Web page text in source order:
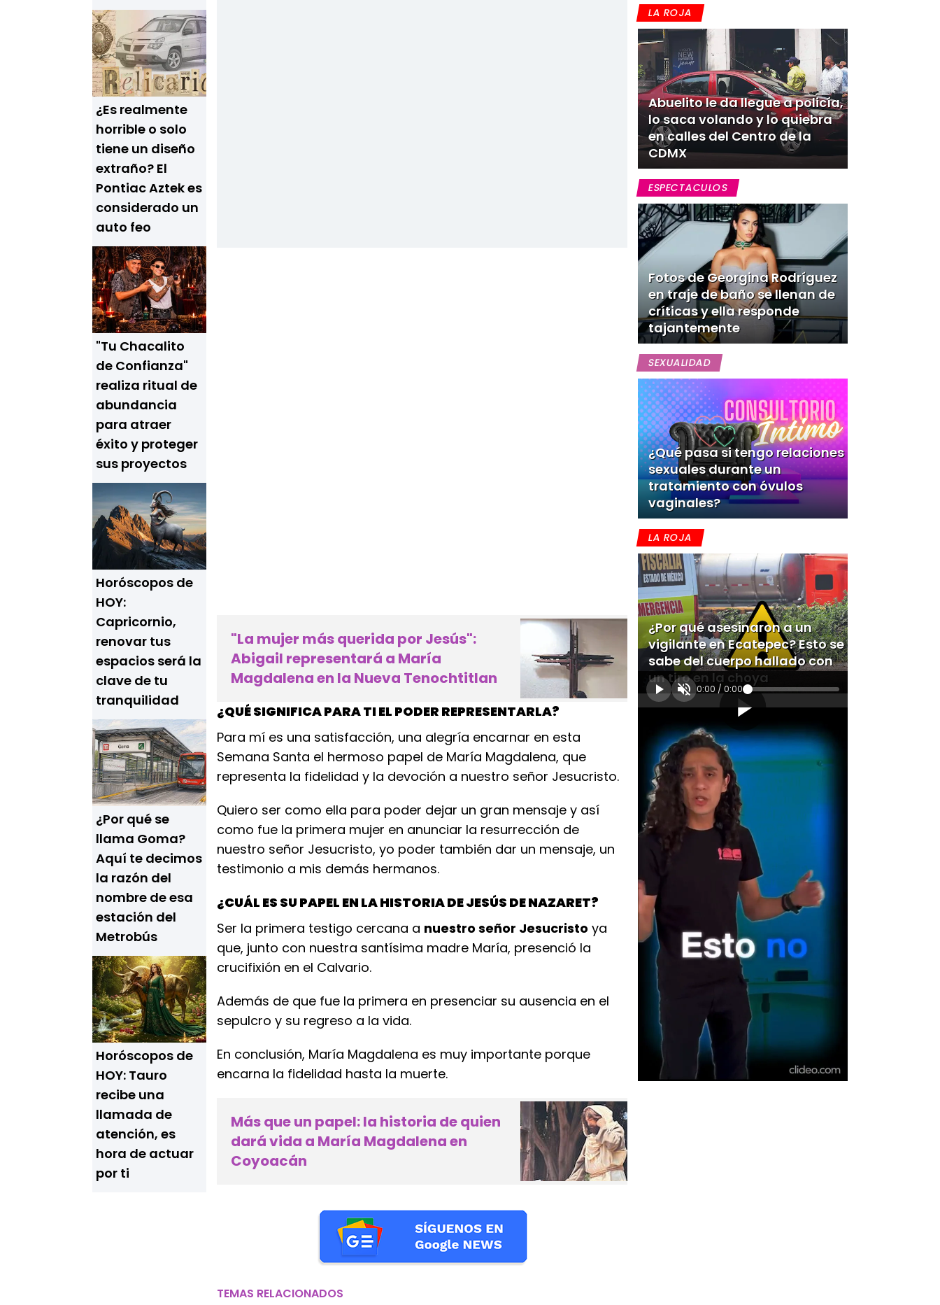
¿Es realmente
horrible o solo
tiene un diseño
extraño? El
Pontiac Aztek es
considerado un
auto feo
"Tu Chacalito
de Confianza"
realiza ritual de
abundancia
para atraer
éxito y proteger
sus proyectos
Horóscopos de
HOY:
Capricornio,
renovar tus
espacios será la
clave de tu
tranquilidad
¿Por qué se
llama Goma?
Aquí te decimos
la razón del
nombre de esa
estación del
Metrobús
Horóscopos de
HOY: Tauro
recibe una
llamada de
atención, es
hora de actuar
por ti
"La mujer más querida por Jesús":
Abigail representará a María
Magdalena en la Nueva Tenochtitlan
¿QUÉ SIGNIFICA PARA TI EL PODER REPRESENTARLA?
Para mí es una satisfacción, una alegría encarnar en esta
Semana Santa el hermoso papel de María Magdalena, que
representa la fidelidad y la devoción a nuestro señor Jesucristo.
Quiero ser como ella para poder dejar un gran mensaje y así
como fue la primera mujer en anunciar la resurrección de
nuestro señor Jesucristo, yo poder también dar un mensaje, un
testimonio a mis demás hermanos.
¿CUÁL ES SU PAPEL EN LA HISTORIA DE JESÚS DE NAZARET?
Ser la primera testigo cercana a nuestro señor Jesucristo ya
que, junto con nuestra santísima madre María, presenció la
crucifixión en el Calvario.
Además de que fue la primera en presenciar su ausencia en el
sepulcro y su regreso a la vida.
En conclusión, María Magdalena es muy importante porque
encarna la fidelidad hasta la muerte.
Más que un papel: la historia de quien
dará vida a María Magdalena en
Coyoacán
TEMAS RELACIONADOS
LA ROJA
Abuelito le da llegue a policía,
lo saca volando y lo quiebra
en calles del Centro de la
CDMX
ESPECTACULOS
Fotos de Georgina Rodríguez
en traje de baño se llenan de
críticas y ella responde
tajantemente
SEXUALIDAD
¿Qué pasa si tengo relaciones
sexuales durante un
tratamiento con óvulos
vaginales?
LA ROJA
¿Por qué asesinaron a un
vigilante en Ecatepec? Esto se
sabe del cuerpo hallado con
un tiro en la choya
0:00 / 0:00
[Publicidad]